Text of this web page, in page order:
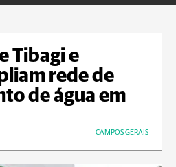
Tibagi e
rede de
de água em
CAMPOS GERAIS